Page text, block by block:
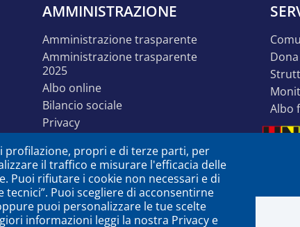
AMMINISTRAZIONE
amministrazione trasparente
amministrazione trasparente
2025
albo online
bilancio sociale
privacy
accessibilità
disabilità o dsa
identità e linee guida
comunicazione
open data
profilazione, propri e di terze parti, per
il traffico e misurare l'efficacia delle
Puoi rifiutare i cookie non necessari e di
tecnici”. Puoi scegliere di acconsentirne
puoi personalizzare le tue scelte
informazioni leggi la nostra Privacy e